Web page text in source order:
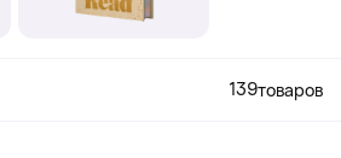
139товаров